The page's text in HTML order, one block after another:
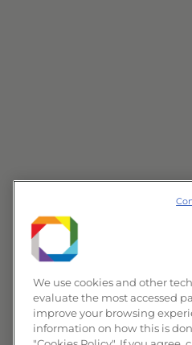
We use cookies and other
evaluate the most accessed
improve your browsing
information on how this is